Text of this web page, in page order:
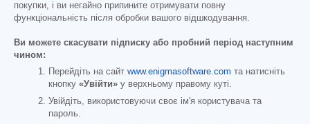
покупки, і ви негайно припините отримувати повну
функціональність після обробки вашого відшкодування.
Ви можете скасувати підписку або пробний період наступним
чином:
Перейдіть на сайт www.enigmasoftware.com та натисніть
кнопку «Увійти» у верхньому правому куті.
Увійдіть, використовуючи своє ім'я користувача та
пароль.